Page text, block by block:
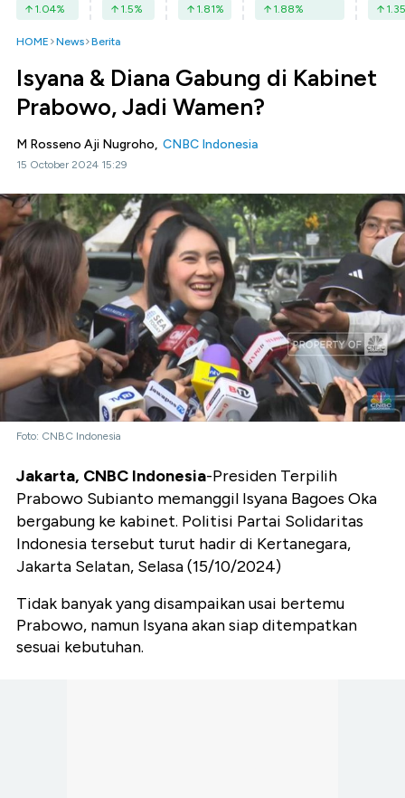
1.04% 1.5% 1.81% 1.88% 1.35
HOME News Berita
Isyana & Diana Gabung di Kabinet
Prabowo, Jadi Wamen?
M Rosseno Aji Nugroho, CNBC Indonesia
15 October 2024 15:29
Foto: CNBC Indonesia
Jakarta, CNBC Indonesia-Presiden Terpilih
Prabowo Subianto memanggil Isyana Bagoes Oka
bergabung ke kabinet. Politisi Partai Solidaritas
Indonesia tersebut turut hadir di Kertanegara,
Jakarta Selatan, Selasa (15/10/2024)
Tidak banyak yang disampaikan usai bertemu
Prabowo, namun Isyana akan siap ditempatkan
sesuai kebutuhan.